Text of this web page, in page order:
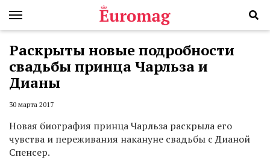
Раскрыты новые подробности
свадьбы принца Чарльза и
Дианы
30 марта 2017
Новая биография принца Чарльза раскрыла его
чувства и переживания накануне свадьбы с Дианой
Спенсер.